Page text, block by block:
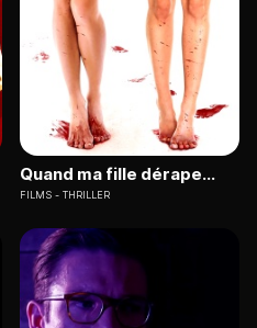
Quand ma fille dérape...
FILMS THRILLER